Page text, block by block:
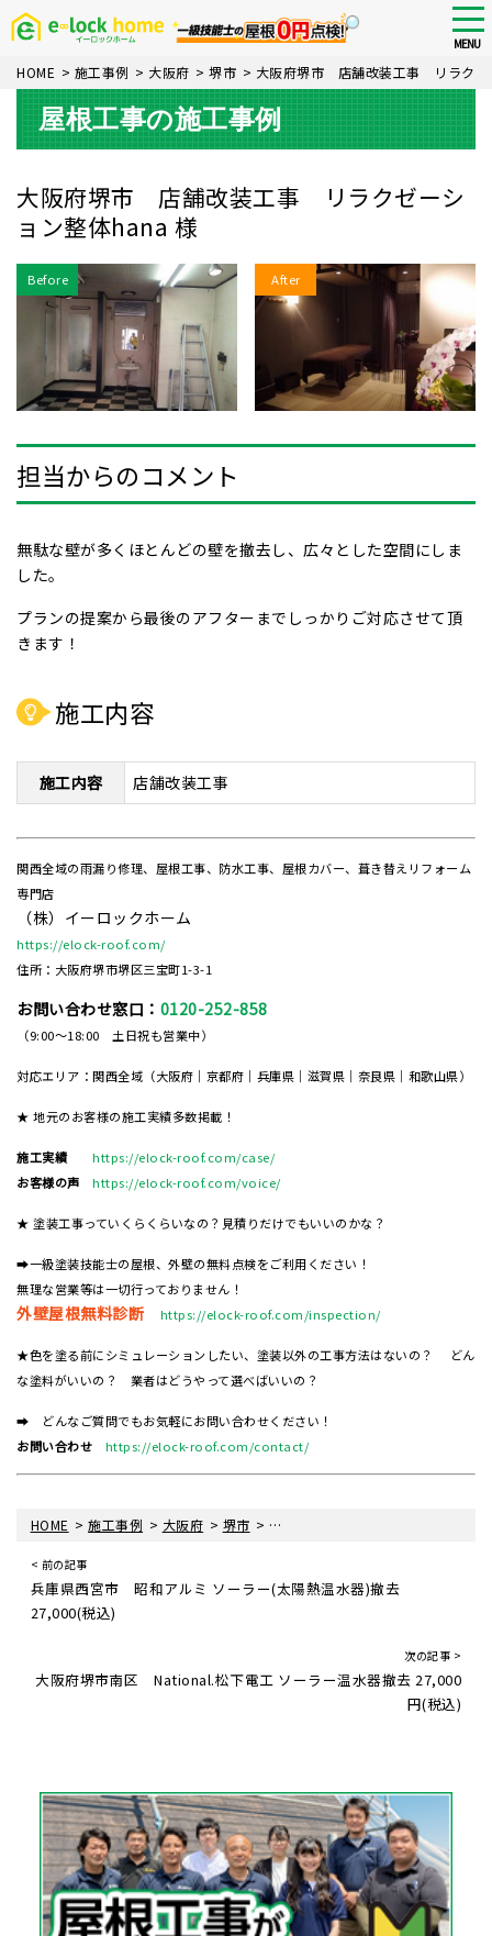
Skip
content
MENU
HOME > 施工事例 > 大阪府 > 堺市 > 大阪府堺市 店舗改装工事 リラクゼ
屋根工事の施工事例
大阪府堺市 店舗改装工事 リラクゼーシ
ョン整体hana 様
Before After
担当からのコメント
無駄な壁が多くほとんどの壁を撤去し、広々とした空間にしま
した。
プランの提案から最後のアフターまでしっかりご対応させて頂
きます！
施工内容
施工内容 店舗改装工事
関西全域の雨漏り修理、屋根工事、防水工事、屋根カバー、葺き替えリフォーム
専門店
（株）イーロックホーム
https://elock-roof.com/
住所：大阪府堺市堺区三宝町1-3-1
お問い合わせ窓口： 0120-252-858
（9:00～18:00 土日祝も営業中）
対応エリア：関西全域（大阪府｜京都府｜兵庫県｜滋賀県｜奈良県｜和歌山県）
★ 地元のお客様の施工実績多数掲載！
施工実績
https://elock-roof.com/case/
お客様の声
https://elock-roof.com/voice/
★ 塗装工事っていくらくらいなの？見積りだけでもいいのかな？
➡一級塗装技能士の屋根、外壁の無料点検をご利用ください！
無理な営業等は一切行っておりません！
外壁屋根無料診断 https://elock-roof.com/inspection/
★色を塗る前にシミュレーションしたい、塗装以外の工事方法はないの？ どん
な塗料がいいの？ 業者はどうやって選べばいいの？
➡ どんなご質問でもお気軽にお問い合わせください！
お問い合わせ
https://elock-roof.com/contact/
HOME >施工事例 > 大阪府 > 堺市 > 大阪府堺市 店舗改装工事 リラク
< 前の記事
兵庫県西宮市 昭和アルミ ソーラー(太陽熱温水器)撤去
27,000(税込)
次の記事 >
大阪府堺市南区 National.松下電工 ソーラー温水器撤去 27,000
円(税込)